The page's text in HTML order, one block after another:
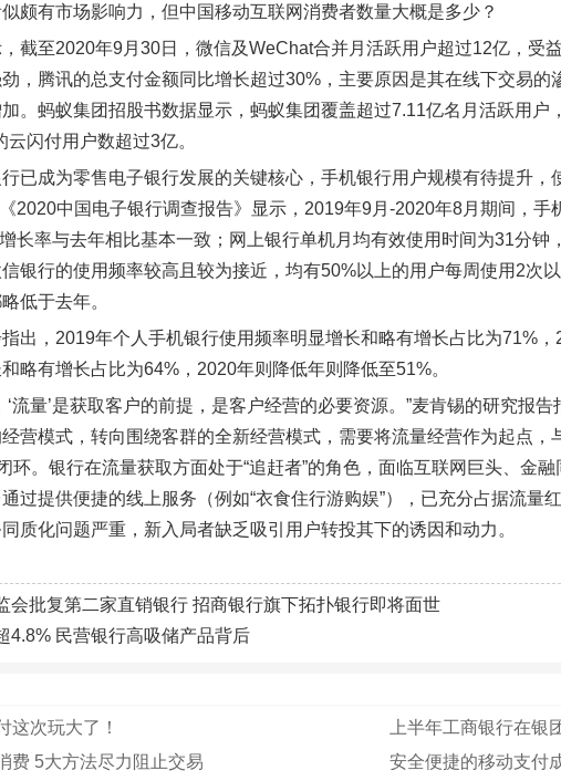
颇有市场影响力，但中国移动互联网消费者数量大概是多少？
截至2020年9月30日，微信及WeChat合并月活跃用户超过12亿，受
，腾讯的总支付金额同比增长超过30%，主要原因是其在线下交易
。蚂蚁集团招股书数据显示，蚂蚁集团覆盖超过7.11亿名月活跃用户
云闪付用户数超过3亿。
已成为零售电子银行发展的关键核心，手机银行用户规模有待提升，
2020中国电子银行调查报告》显示，2019年9月-2020年8月期间，
长率与去年相比基本一致；网上银行单机月均有效使用时间为31分钟
银行的使用频率较高且较为接近，均有50%以上的用户每周使用2次
低于去年。
出，2019年个人手机银行使用频率明显增长和略有增长占比为71%
略有增长占比为64%，2020年则降低年则降低至51%。
‘流量’是获取客户的前提，是客户经营的必要资源。”麦肯锡的研究报
营模式，转向围绕客群的全新经营模式，需要将流量经营作为起点，
环。银行在流量获取方面处于“追赶者”的角色，面临互联网巨头、金
过提供便捷的线上服务（例如“衣食住行游购娱”），已充分占据流量
质化问题严重，新入局者缺乏吸引用户转投其下的诱因和动力。
会批复第二家直销银行 招商银行旗下拓扑银行即将面世
4.8% 民营银行高吸储产品背后
这次玩大了！
上半年工商银行在银
费 5大方法尽力阻止交易
安全便捷的移动支付